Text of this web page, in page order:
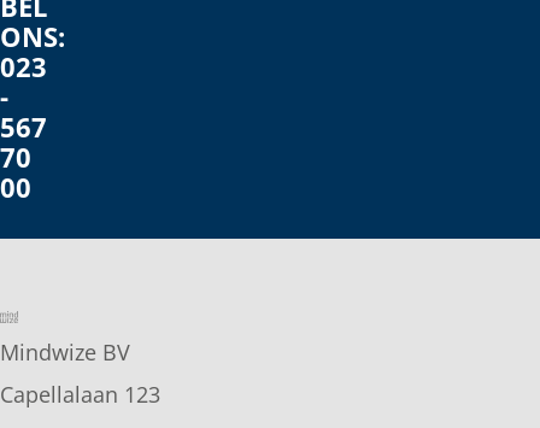
ONS:
023
-
567
70
00
Mindwize BV
Capellalaan 123